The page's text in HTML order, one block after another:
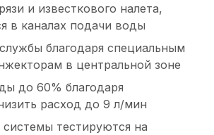
и известкового налета,
в каналах подачи воды
благодаря специальным
в центральной зоне
до 60% благодаря
расход до 9 л/мин
тестируются на